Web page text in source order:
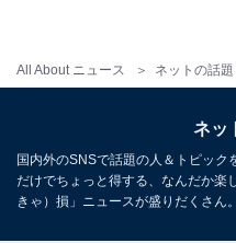
All About ニュース ネットの話題
ネッ
国内外のSNSで話題の人＆トピック
だけでちょっと得する、なんだか楽
きゃ）損」ニュースが盛りだくさん。